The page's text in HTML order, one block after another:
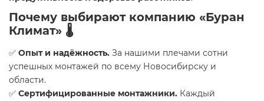
Почему выбирают компанию «Буран
Климат» 🌡️
✅ Опыт и надёжность. За нашими плечами сотни
успешных монтажей по всему Новосибирску и
области.
✅ Сертифицированные монтажники. Каждый